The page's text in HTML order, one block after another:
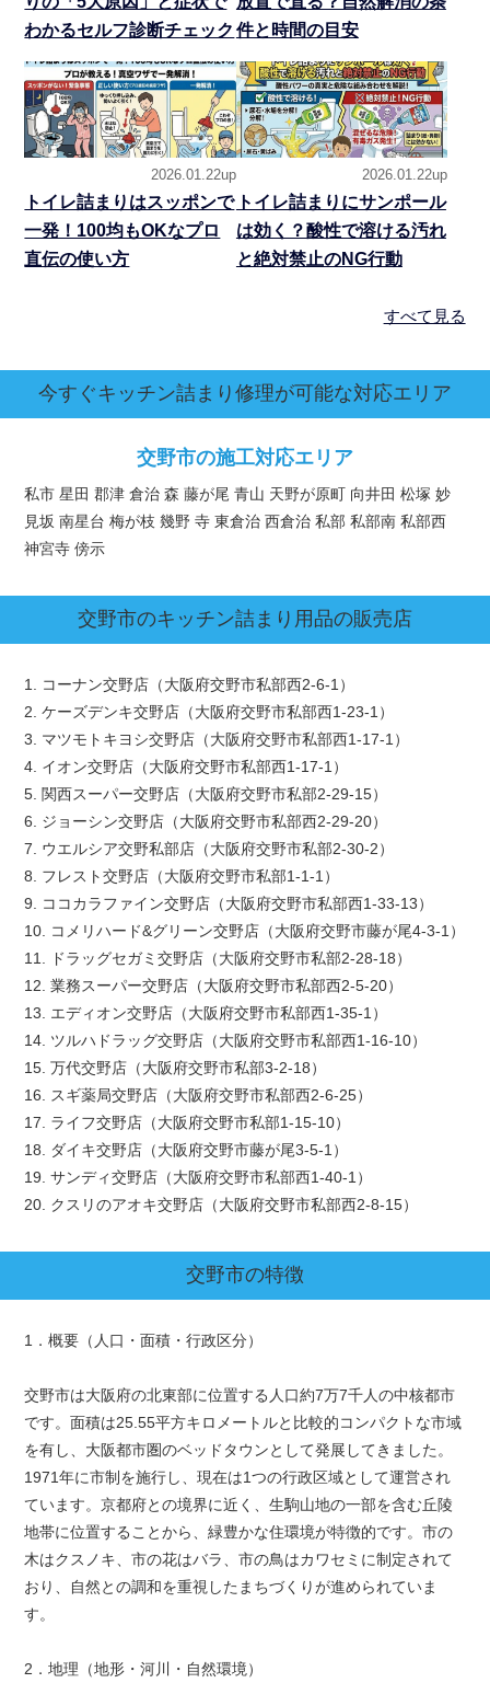
わかるセルフ診断チェック 件と時間の目安
2026.01.22up
トイレ詰まりはスッポンで
一発！100均もOKなプロ
直伝の使い方
2026.01.22up
トイレ詰まりにサンポール
は効く？酸性で溶ける汚れ
と絶対禁止のNG行動
すべて見る
今すぐキッチン詰まり修理が可能な対応エリア
交野市の施工対応エリア
私市 星田 郡津 倉治 森 藤が尾 青山 天野が原町 向井田 松塚 妙
見坂 南星台 梅が枝 幾野 寺 東倉治 西倉治 私部 私部南 私部西
神宮寺 傍示
交野市のキッチン詰まり用品の販売店
1. コーナン交野店（大阪府交野市私部西2-6-1）
2. ケーズデンキ交野店（大阪府交野市私部西1-23-1）
3. マツモトキヨシ交野店（大阪府交野市私部西1-17-1）
4. イオン交野店（大阪府交野市私部西1-17-1）
5. 関西スーパー交野店（大阪府交野市私部2-29-15）
6. ジョーシン交野店（大阪府交野市私部西2-29-20）
7. ウエルシア交野私部店（大阪府交野市私部2-30-2）
8. フレスト交野店（大阪府交野市私部1-1-1）
9. ココカラファイン交野店（大阪府交野市私部西1-33-13）
10. コメリハード&グリーン交野店（大阪府交野市藤が尾4-3-1）
11. ドラッグセガミ交野店（大阪府交野市私部2-28-18）
12. 業務スーパー交野店（大阪府交野市私部西2-5-20）
13. エディオン交野店（大阪府交野市私部西1-35-1）
14. ツルハドラッグ交野店（大阪府交野市私部西1-16-10）
15. 万代交野店（大阪府交野市私部3-2-18）
16. スギ薬局交野店（大阪府交野市私部西2-6-25）
17. ライフ交野店（大阪府交野市私部1-15-10）
18. ダイキ交野店（大阪府交野市藤が尾3-5-1）
19. サンディ交野店（大阪府交野市私部西1-40-1）
20. クスリのアオキ交野店（大阪府交野市私部西2-8-15）
交野市の特徴
1．概要（人口・面積・行政区分）
交野市は大阪府の北東部に位置する人口約7万7千人の中核都市
です。面積は25.55平方キロメートルと比較的コンパクトな市域
を有し、大阪都市圏のベッドタウンとして発展してきました。
1971年に市制を施行し、現在は1つの行政区域として運営され
ています。京都府との境界に近く、生駒山地の一部を含む丘陵
地帯に位置することから、緑豊かな住環境が特徴的です。市の
木はクスノキ、市の花はバラ、市の鳥はカワセミに制定されて
おり、自然との調和を重視したまちづくりが進められていま
す。
2．地理（地形・河川・自然環境）